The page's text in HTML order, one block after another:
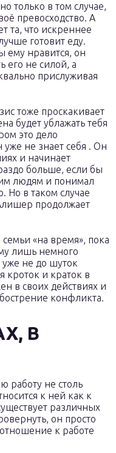
только в том случае,
превосходство. А
та, что искреннее
готовит еду.
нравится, он
его не силой, а
прислуживая
тоже проскакивает
будет ублажать тебя
это дело
уже не знает себя . Он
и начинает
больше, если бы
людям и понимал
Но в таком случае
продолжает
«на время», пока
лишь немного
уже не до шуток
кроток и краток в
в своих действиях и
конфликта.
В
работу не столь
к ней как к
различных
он просто
отношение к работе